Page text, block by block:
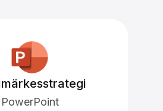
PowerPoint